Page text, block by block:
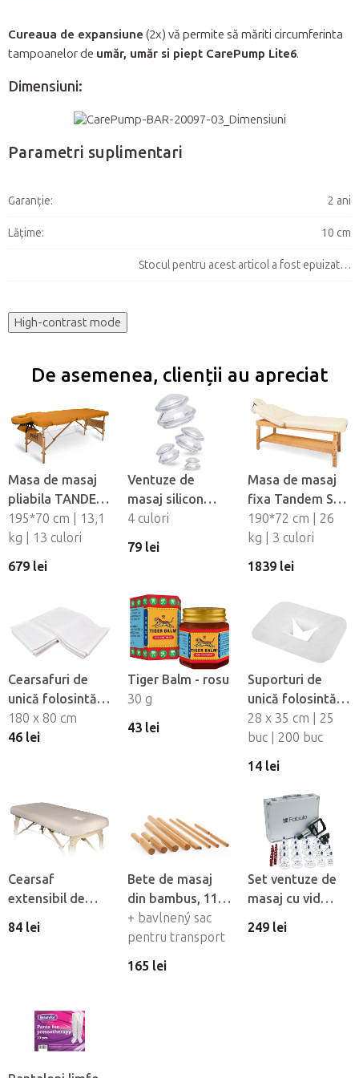
Cureaua de expansiune (2x) vă permite să măriti circumferinta
tampoanelor de umăr, umăr si piept CarePump Lite6.
Dimensiuni:
Parametri suplimentari
Garanţie: 2 ani
Lățime: 10 cm
Stocul pentru acest articol a fost epuizat…
High-contrast mode
De asemenea, clienții au apreciat
Masa de masaj
pliabila TANDEM
Basic-2
195*70 cm | 13,1
kg | 13 culori
679 lei
Ventuze de
masaj silicon
Fabulo
Mushroom - set,
4 culori
79 lei
Masa de masaj
fixa Tandem Spa
Luna V2
190*72 cm | 26
kg | 3 culori
1839 lei
Cearsafuri de
unică folosintă
impermeabile
Fabulo, 10 buc
180 x 80 cm
46 lei
Tiger Balm - rosu
30 g
43 lei
Suporturi de
unică folosintă
pentru orificiul
fetei din material
netesut Fabulo
28 x 35 cm | 25
buc | 200 buc
14 lei
Cearsaf
extensibil de
flanel Fabulo cu
84 lei
Bete de masaj
din bambus, 11
buc
+ bavlnený sac
pentru transport
165 lei
Set ventuze de
masaj cu vid
Fabulo Luxury 19
249 lei